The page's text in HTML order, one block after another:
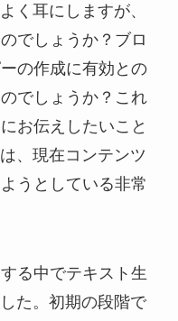
く耳にしますが、
でしょうか？ブロ
の作成に有効との
でしょうか？これ
お伝えしたいこと
、現在コンテンツ
うとしている非常
る中でテキスト生
た。初期の段階で